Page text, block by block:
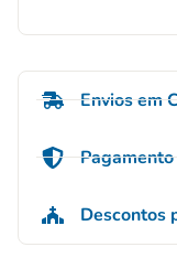
Envios em
Descontos